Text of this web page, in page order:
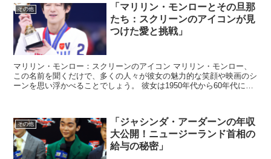
その他
「マリリン・モンローとその旦那
たち：スクリーンのアイコンが見
つけた愛と挑戦」
マリリン・モンロー：スクリーンのアイコン マリリン・モンロー、
この名前を聞くだけで、多くの人々が彼女の魅力的な笑顔や映画のシ
ーンを思い浮かべることでしょう。 彼女は1950年代から60年代にか
その他
「ジャシンダ・アーダーンの年収
大公開！ニュージーランド首相の
給与の秘密」